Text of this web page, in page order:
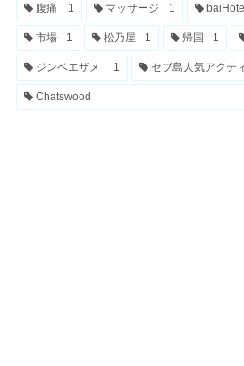
腹痛 1 マッサージ 1
市場 1 松乃屋 1 帰国 1
ジンベエザメ 1 セブ島人気アクテ
Chatswood